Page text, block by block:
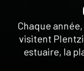
Chaque
visitent
estuaire, la